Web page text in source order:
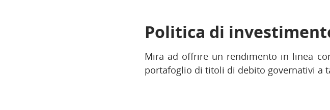
Politica di
Mira ad offrire un rendimento in linea
portafoglio di titoli di debito governativi a